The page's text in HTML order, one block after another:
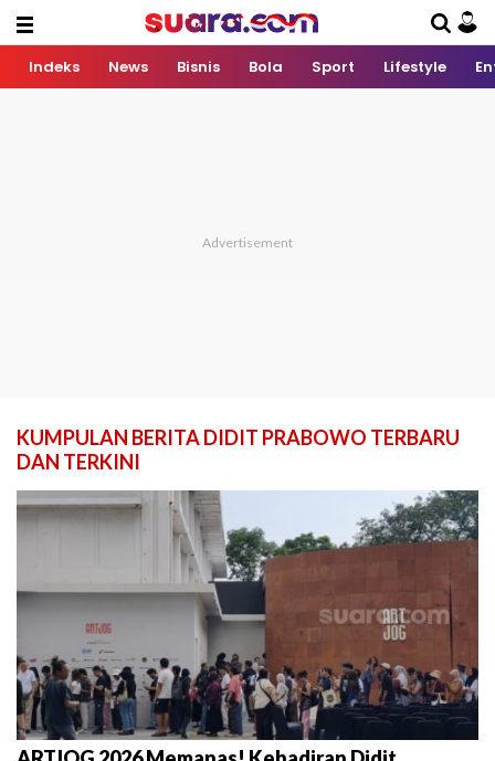
Indeks News Bisnis Bola Sport Lifestyle
KUMPULAN BERITA DIDIT PRABOWO TERBARU
DAN TERKINI